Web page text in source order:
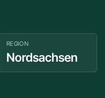
REGION
Nordsachsen